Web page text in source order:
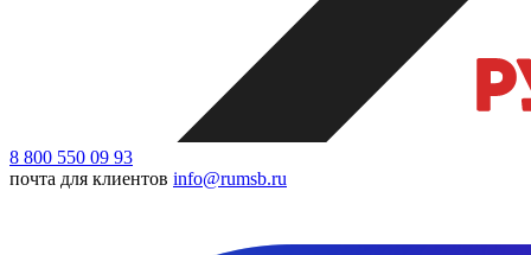
8 800 550 09 93
почта для клиентов info@rumsb.ru